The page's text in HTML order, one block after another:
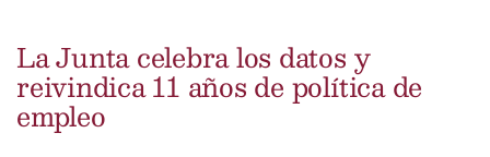
La Junta celebra los datos y
reivindica 11 años de política de
empleo